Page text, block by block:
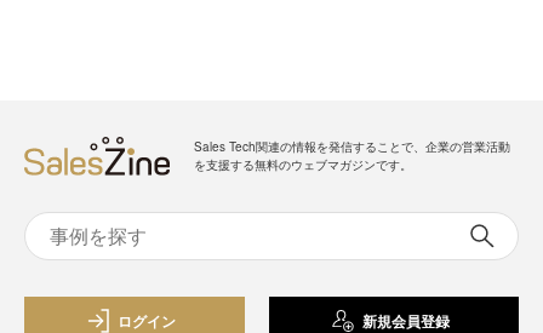
Sales Tech関連の情報を発信することで、企業の営業活動
を支援する無料のウェブマガジンです。
ログイン 新規会員登録